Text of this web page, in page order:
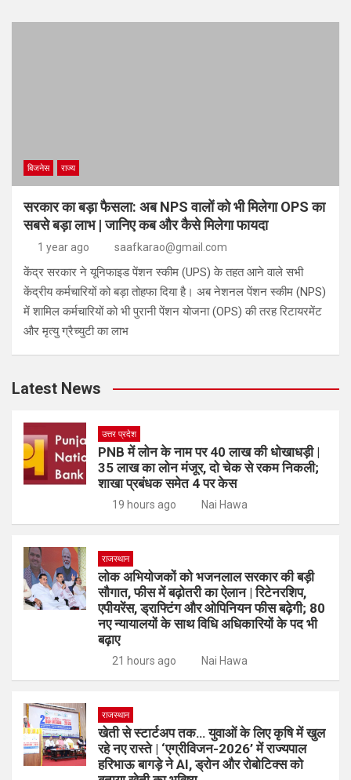
बिजनेस राज्य
सरकार का बड़ा फैसला: अब NPS वालों को भी मिलेगा OPS का
सबसे बड़ा लाभ | जानिए कब और कैसे मिलेगा फायदा
1 year ago saafkarao@gmail.com
केंद्र सरकार ने यूनिफाइड पेंशन स्कीम (UPS) के तहत आने वाले सभी
केंद्रीय कर्मचारियों को बड़ा तोहफा दिया है। अब नेशनल पेंशन स्कीम (NPS)
में शामिल कर्मचारियों को भी पुरानी पेंशन योजना (OPS) की तरह रिटायरमेंट
और मृत्यु ग्रैच्युटी का लाभ
Latest News
उत्तर प्रदेश
PNB में लोन के नाम पर 40 लाख की धोखाधड़ी |
35 लाख का लोन मंजूर, दो चेक से रकम निकली;
शाखा प्रबंधक समेत 4 पर केस
19 hours ago Nai Hawa
राजस्थान
लोक अभियोजकों को भजनलाल सरकार की बड़ी
सौगात, फीस में बढ़ोतरी का ऐलान | रिटेनरशिप,
एपीयरेंस, ड्राफ्टिंग और ओपिनियन फीस बढ़ेगी; 80
नए न्यायालयों के साथ विधि अधिकारियों के पद भी
बढ़ाए
21 hours ago Nai Hawa
राजस्थान
खेती से स्टार्टअप तक… युवाओं के लिए कृषि में खुल
रहे नए रास्ते | ‘एग्रीविजन-2026’ में राज्यपाल
हरिभाऊ बागड़े ने AI, ड्रोन और रोबोटिक्स को